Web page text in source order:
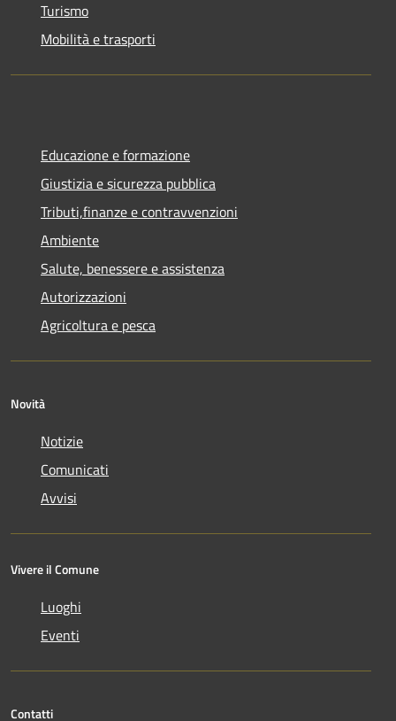
Turismo
Mobilità e trasporti
Educazione e formazione
Giustizia e sicurezza pubblica
Tributi,finanze e contravvenzioni
Ambiente
Salute, benessere e assistenza
Autorizzazioni
Agricoltura e pesca
Novità
Notizie
Comunicati
Avvisi
Vivere il Comune
Luoghi
Eventi
Contatti